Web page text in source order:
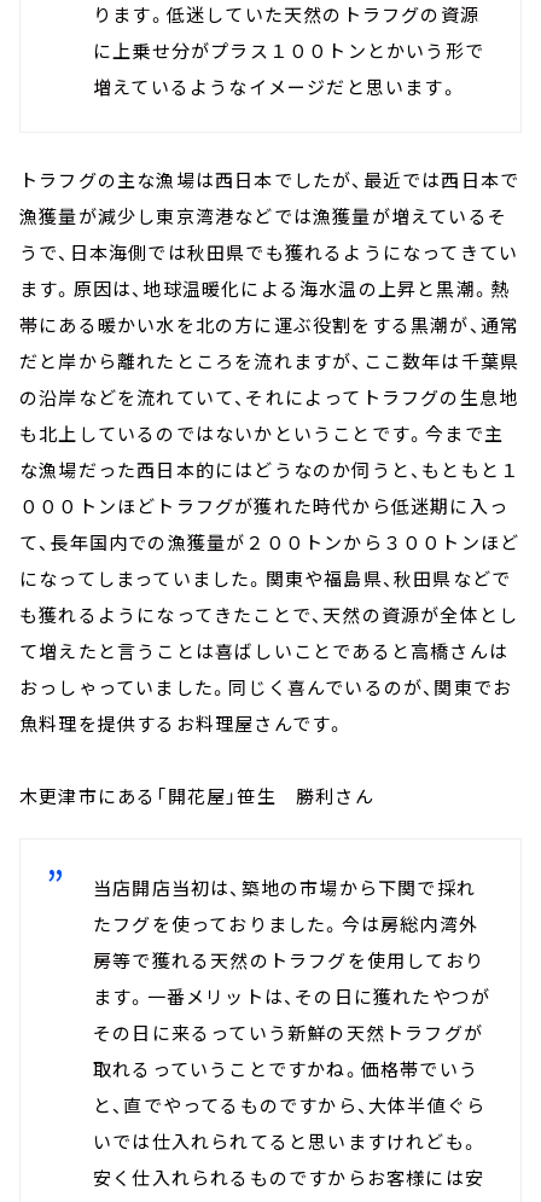
ります。低迷していた天然のトラフグの資源
に上乗せ分がプラス１００トンとかいう形で
増えているようなイメージだと思います。
トラフグの主な漁場は西日本でしたが、最近では西日本で
漁獲量が減少し東京湾港などでは漁獲量が増えているそ
うで、日本海側では秋田県でも獲れるようになってきてい
ます。原因は、地球温暖化による海水温の上昇と黒潮。熱
帯にある暖かい水を北の方に運ぶ役割をする黒潮が、通常
だと岸から離れたところを流れますが、ここ数年は千葉県
の沿岸などを流れていて、それによってトラフグの生息地
も北上しているのではないかということです。今まで主
な漁場だった西日本的にはどうなのか伺うと、もともと１
０００トンほどトラフグが獲れた時代から低迷期に入っ
て、長年国内での漁獲量が２００トンから３００トンほど
になってしまっていました。関東や福島県、秋田県などで
も獲れるようになってきたことで、天然の資源が全体とし
て増えたと言うことは喜ばしいことであると高橋さんは
おっしゃっていました。同じく喜んでいるのが、関東でお
魚料理を提供するお料理屋さんです。
木更津市にある「開花屋」笹生 勝利さん
当店開店当初は、築地の市場から下関で採れ
たフグを使っておりました。今は房総内湾外
房等で獲れる天然のトラフグを使用しており
ます。一番メリットは、その日に獲れたやつが
その日に来るっていう新鮮の天然トラフグが
取れるっていうことですかね。価格帯でいう
と、直でやってるものですから、大体半値ぐら
いでは仕入れられてると思いますけれども。
安く仕入れられるものですからお客様には安